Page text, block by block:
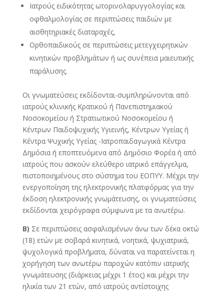
Ιατρούς ειδικότητας ωτορινολαρυγγολογίας και
οφθαλμολογίας σε περιπτώσεις παιδιών με
αισθητηριακές διαταραχές,
Ορθοπαιδικούς σε περιπτώσεις μετεγχειρητικών
κινητικών προβλημάτων ή ως συνέπεια μαιευτικής
παράλυσης.
Οι γνωματεύσεις εκδίδονται-συμπληρώνονται από
ιατρούς κλινικής Κρατικού ή Πανεπιστημιακού
Νοσοκομείου ή Στρατιωτικού Νοσοκομείου ή
Κέντρων Παιδοψυχικής Υγιεινής, Κέντρων Υγείας ή
Κέντρα Ψυχικής Υγείας -Ιατροπαιδαγωγικά Κέντρα
Δημόσια ή εποπτευόμενα από Δημόσιο Φορέα ή από
ιατρούς που ασκούν ελεύθερο ιατρικό επάγγελμα,
πιστοποιημένους στο σύστημα του ΕΟΠΥΥ. Μέχρι την
ενεργοποίηση της ηλεκτρονικής πλατφόρμας για την
έκδοση ηλεκτρονικής γνωμάτευσης, οι γνωματεύσεις
εκδίδονται χειρόγραφα σύμφωνα με τα ανωτέρω.
Β) Σε περιπτώσεις ασφαλισμένων άνω των δέκα οκτώ
(18) ετών με σοβαρά κινητικά, νοητικά, ψυχιατρικά,
ψυχολογικά προβλήματα, δύναται να παρατείνεται η
χορήγηση των ανωτέρω παροχών κατόπιν ιατρικής
γνωμάτευσης (διάρκειας μέχρι 1 έτος) και μέχρι την
ηλικία των 21 ετών, από ιατρούς αντίστοιχης